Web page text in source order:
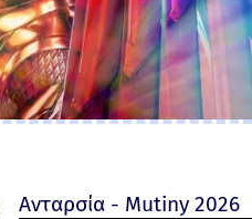
II) -
Ανταρσία - Mutiny 2026